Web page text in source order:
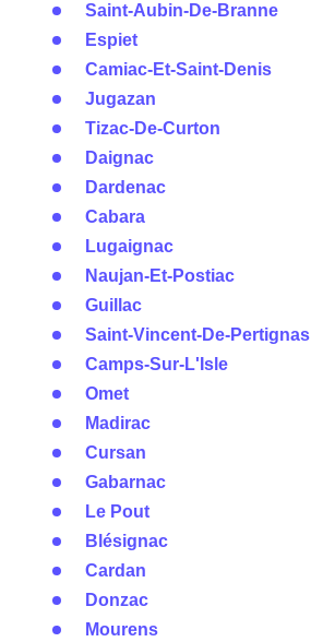
Saint-Aubin-De-Branne
Espiet
Camiac-Et-Saint-Denis
Jugazan
Tizac-De-Curton
Daignac
Dardenac
Cabara
Lugaignac
Naujan-Et-Postiac
Guillac
Saint-Vincent-De-Pertignas
Camps-Sur-L'Isle
Omet
Madirac
Cursan
Gabarnac
Le Pout
Blésignac
Cardan
Donzac
Mourens